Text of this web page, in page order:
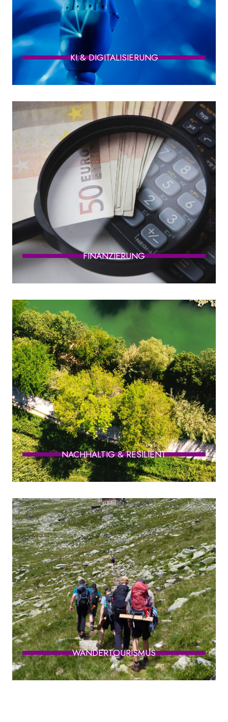
KI & DIGITALISIERUNG
FINANZIERUNG
NACHHALTIG & RESILIENT
WANDERTOURISMUS